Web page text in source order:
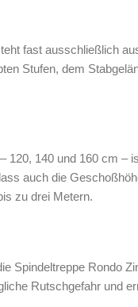
fast ausschließlich
Stufen, dem
120, 140 und 160 cm –
auch die
zu drei Metern.
Spindeltreppe Rondo
Rutschgefahr und